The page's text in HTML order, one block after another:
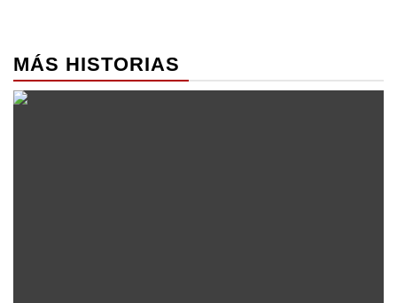
MÁS HISTORIAS